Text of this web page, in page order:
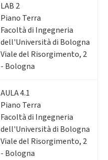
LAB 2
Piano Terra
Facoltà di Ingegneria
dell'Università di Bologna
Viale del Risorgimento, 2
- Bologna
AULA 4.1
Piano Terra
Facoltà di Ingegneria
dell'Università di Bologna
Viale del Risorgimento, 2
- Bologna